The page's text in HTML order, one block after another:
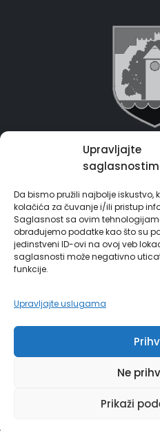
Upravljajte
Da bismo pružili najbolje iskustvo,
kolačića za čuvanje i/ili pristup
Saglasnost sa ovim
obrađujemo podatke kao što su
jedinstveni ID-ovi na ovoj veb
saglasnosti može negativno
funkcije.
Upravljajte uslugama
Ne
Prikaži
Grad
E-Matičar
72 sata sistem
Invest in Gračanica
Vodič za građane
Futura